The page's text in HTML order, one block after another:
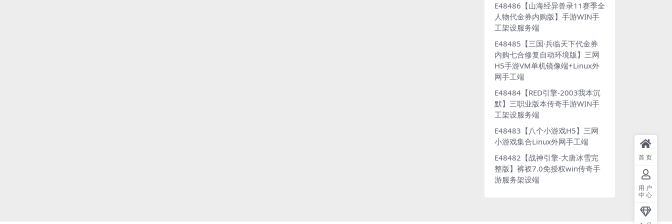
E48486【山海经异兽录11赛季全
人物代金券内购版】手游WIN手
工架设服务端
E48485【三国·兵临天下代金券
内购七合修复自动环境版】三网
H5手游VM单机镜像端+Linux外
网手工端
E48484【RED引擎-2003我本沉
默】三职业版本传奇手游WIN手
工架设服务端
E48483【八个小游戏H5】三网
小游戏集合Linux外网手工端
E48482【战神引擎-大唐冰雪完
整版】裤衩7.0免授权win传奇手
游服务架设端
首页
用户
中心